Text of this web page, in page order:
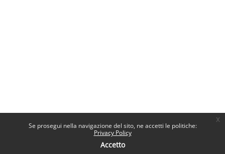
Se prosegui nella navigazione del sito, ne accetti le politiche:
Privacy Policy
Accetto
x